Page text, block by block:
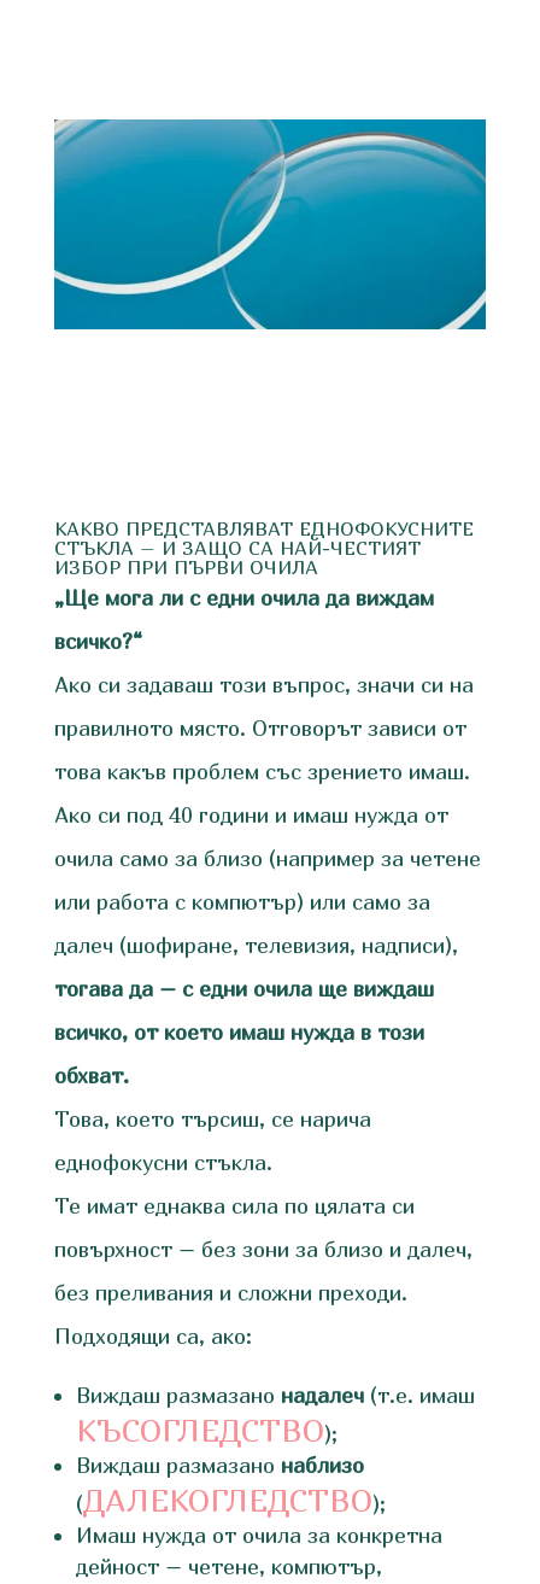
КАКВО ПРЕДСТАВЛЯВАТ ЕДНОФОКУСНИТЕ
СТЪКЛА – И ЗАЩО СА НАЙ-ЧЕСТИЯТ
ИЗБОР ПРИ ПЪРВИ ОЧИЛА
„Ще мога ли с едни очила да виждам
всичко?“
Ако си задаваш този въпрос, значи си на
правилното място. Отговорът зависи от
това какъв проблем със зрението имаш.
Ако си под 40 години и имаш нужда от
очила само за близо (например за четене
или работа с компютър) или само за
далеч (шофиране, телевизия, надписи),
тогава да – с едни очила ще виждаш
всичко, от което имаш нужда в този
обхват.
Това, което търсиш, се нарича
еднофокусни стъкла.
Те имат еднаква сила по цялата си
повърхност – без зони за близо и далеч,
без преливания и сложни преходи.
Подходящи са, ако:
Виждаш размазано надалеч(т.е. имаш
КЪСОГЛЕДСТВО);
Виждаш размазано наблизо
(ДАЛЕКОГЛЕДСТВО);
Имаш нужда от очила за конкретна
дейност – четене, компютър,